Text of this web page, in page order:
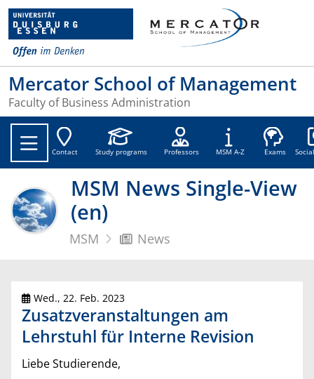
Mercator School of Management
Faculty of Business Administration
Contact Study programs Professors MSM A-Z Exams
MSM News Single-View
(en)
MSM News
Wed., 22. Feb. 2023
Zusatzveranstaltungen am
Lehrstuhl für Interne Revision
Liebe Studierende,